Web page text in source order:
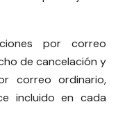
por correo
de cancelación y
correo ordinario,
incluido en cada